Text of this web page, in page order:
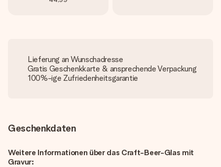
Lieferung an Wunschadresse
Gratis Geschenkkarte & ansprechende Verpackung
100%-ige Zufriedenheitsgarantie
Geschenkdaten
Weitere Informationen über das Craft-Beer-Glas mit
Gravur: